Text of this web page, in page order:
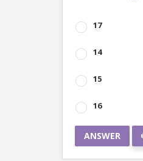
17
14
15
16
ANSWER